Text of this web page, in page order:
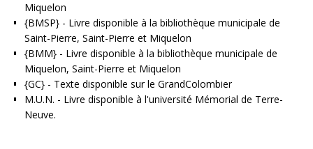
Miquelon
{BMSP} - Livre disponible à la bibliothèque municipale de
Saint-Pierre, Saint-Pierre et Miquelon
{BMM} - Livre disponible à la bibliothèque municipale de
Miquelon, Saint-Pierre et Miquelon
{GC} - Texte disponible sur le GrandColombier
M.U.N. - Livre disponible à l'université Mémorial de Terre-
Neuve.